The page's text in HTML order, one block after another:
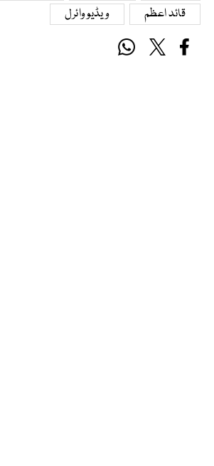
قائد اعظم
ویڈیو وائرل